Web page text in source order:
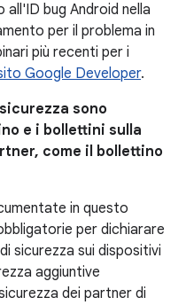
bug Android nella
per il problema in
più recenti per i
Google Developer.
sono
e i bollettini sulla
come il bollettino
in questo
per dichiarare
sicurezza sui dispositivi
aggiuntive
dei partner di